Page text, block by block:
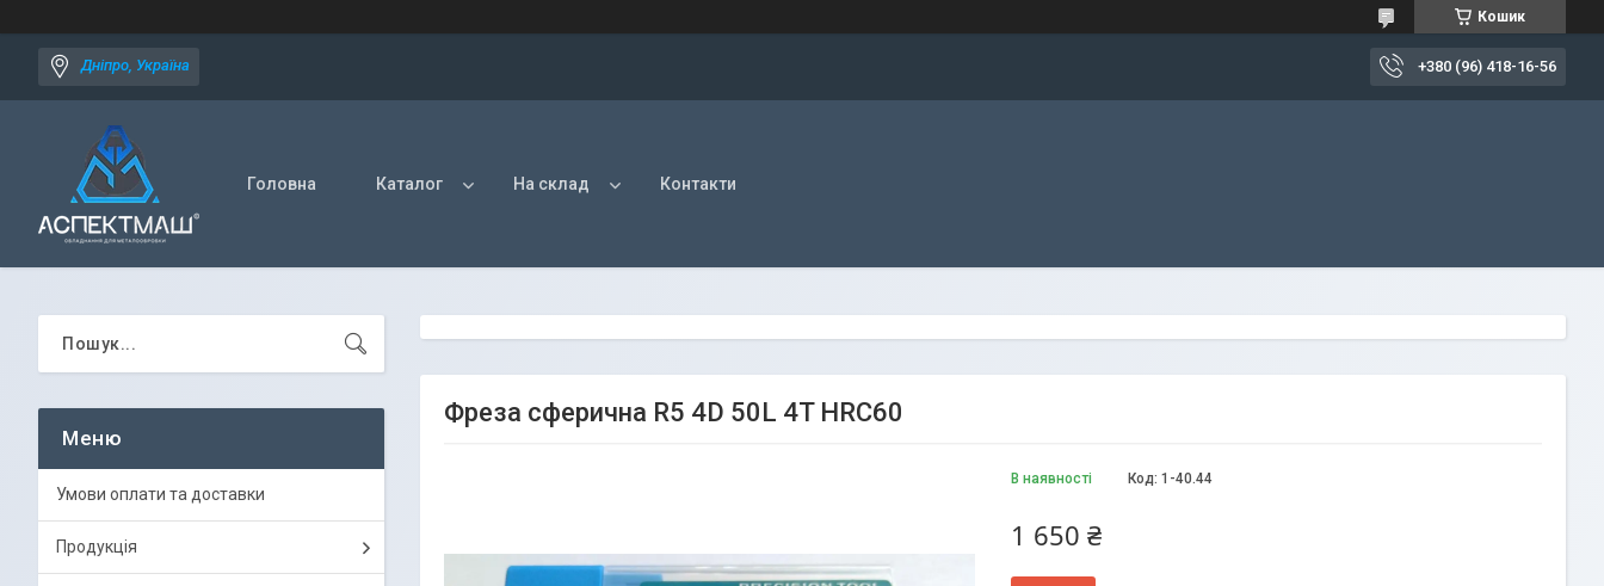
Кошик
Дніпро, Україна +380 (96) 418-16-56
Головна Каталог На склад Контакти
Фреза сферична R5 4D 50L 4T HRC60
В наявності Код: 1-40.44
1 650 ₴
Умови оплати та доставки
Продукція